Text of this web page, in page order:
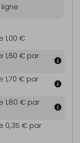
1,00 €
1,60 € par
1,70 € par
1,80 € par
0,35 € par